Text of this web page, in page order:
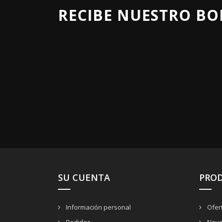
RECIBE NUESTRO
SU CUENTA
Información personal